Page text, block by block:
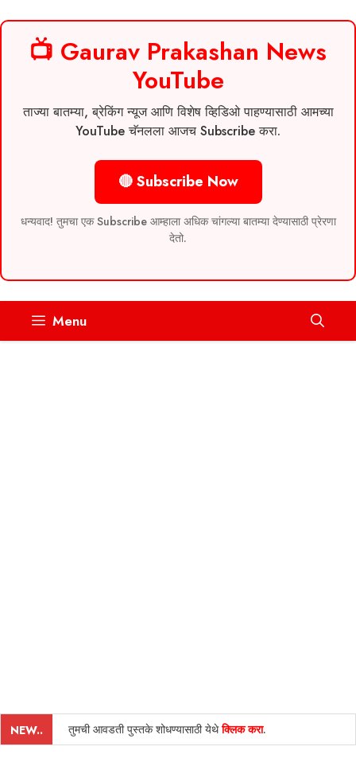
📺 Gaurav Prakashan News
YouTube
ताज्या बातम्या, ब्रेकिंग न्यूज आणि विशेष व्हिडिओ पाहण्यासाठी आमच्या
YouTube चॅनलला आजच Subscribe करा.
🔴 Subscribe Now
धन्यवाद! तुमचा एक Subscribe आम्हाला अधिक चांगल्या बातम्या देण्यासाठी प्रेरणा
देतो.
Menu
NEW.. तुमची आवडती पुस्तके शोधण्यासाठी येथेक्लिक करा.